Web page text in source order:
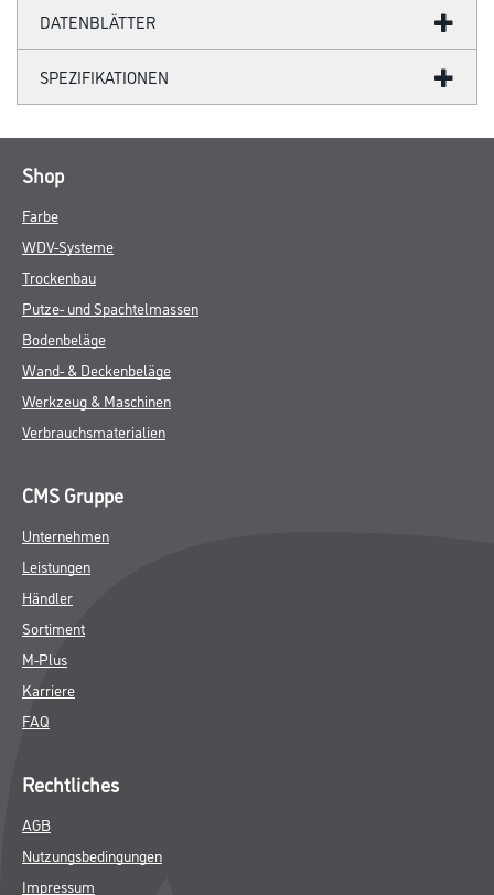
DATENBLÄTTER
SPEZIFIKATIONEN
Shop
Farbe
WDV-Systeme
Trockenbau
Putze- und Spachtelmassen
Bodenbeläge
Wand- & Deckenbeläge
Werkzeug & Maschinen
Verbrauchsmaterialien
CMS Gruppe
Unternehmen
Leistungen
Händler
Sortiment
M-Plus
Karriere
FAQ
Rechtliches
AGB
Nutzungsbedingungen
Impressum